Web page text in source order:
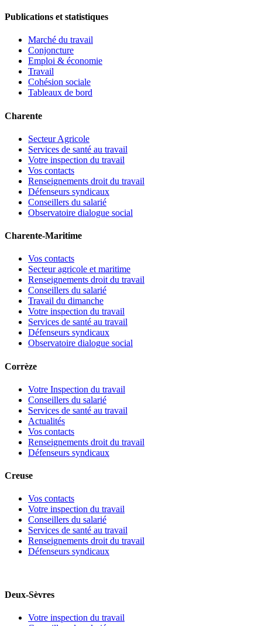
Publications et statistiques
Marché du travail
Conjoncture
Emploi & économie
Travail
Cohésion sociale
Tableaux de bord
Charente
Secteur Agricole
Services de santé au travail
Votre inspection du travail
Vos contacts
Renseignements droit du travail
Défenseurs syndicaux
Conseillers du salarié
Observatoire dialogue social
Charente-Maritime
Vos contacts
Secteur agricole et maritime
Renseignements droit du travail
Conseillers du salarié
Travail du dimanche
Votre inspection du travail
Services de santé au travail
Défenseurs syndicaux
Observatoire dialogue social
Corrèze
Votre Inspection du travail
Conseillers du salarié
Services de santé au travail
Actualités
Vos contacts
Renseignements droit du travail
Défenseurs syndicaux
Creuse
Vos contacts
Votre inspection du travail
Conseillers du salarié
Services de santé au travail
Renseignements droit du travail
Défenseurs syndicaux
Deux-Sèvres
Votre inspection du travail